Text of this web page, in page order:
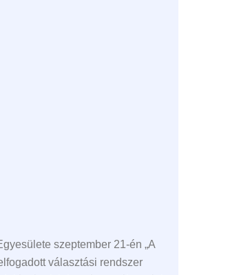
szeptember 21-én „A
választási rendszer